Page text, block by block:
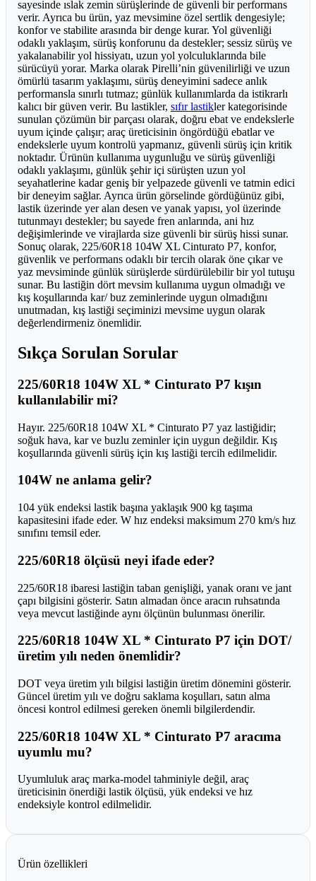
sayesinde ıslak zemin sürüşlerinde de güvenli bir performans
verir. Ayrıca bu ürün, yaz mevsimine özel sertlik dengesiyle;
konfor ve stabilite arasında bir denge kurar. Yol güvenliği
odaklı yaklaşım, sürüş konforunu da destekler; sessiz sürüş ve
yakalanabilir yol hissiyatı, uzun yol yolculuklarında bile
sürücüyü yorar. Marka olarak Pirelli’nin güvenilirliği ve uzun
ömürlü tasarım yaklaşımı, sürüş deneyimini sadece anlık
performansla sınırlı tutmaz; günlük kullanımlarda da istikrarlı
kalıcı bir güven verir. Bu lastikler, sıfır lastikler kategorisinde
sunulan çözümün bir parçası olarak, doğru ebat ve endekslerle
uyum içinde çalışır; araç üreticisinin öngördüğü ebatlar ve
endekslerle uyum kontrolü yapmanız, güvenli sürüş için kritik
noktadır. Ürünün kullanıma uygunluğu ve sürüş güvenliği
odaklı yaklaşımı, günlük şehir içi sürüşten uzun yol
seyahatlerine kadar geniş bir yelpazede güvenli ve tatmin edici
bir deneyim sağlar. Ayrıca ürün görselinde gördüğünüz gibi,
lastik üzerinde yer alan desen ve yanak yapısı, yol üzerinde
tutunmayı destekler; bu sayede fren anlarında, ani hız
değişimlerinde ve virajlarda size güvenli bir sürüş hissi sunar.
Sonuç olarak, 225/60R18 104W XL Cinturato P7, konfor,
güvenlik ve performans odaklı bir tercih olarak öne çıkar ve
yaz mevsiminde günlük sürüşlerde sürdürülebilir bir yol tutuşu
sunar. Bu lastiğin dört mevsim kullanıma uygun olmadığı ve
kış koşullarında kar/ buz zeminlerinde uygun olmadığını
unutmadan, kış lastiği seçiminizi mevsime uygun olarak
değerlendirmeniz önemlidir.
Sıkça Sorulan Sorular
225/60R18 104W XL * Cinturato P7 kışın
kullanılabilir mi?
Hayır. 225/60R18 104W XL * Cinturato P7 yaz lastiğidir;
soğuk hava, kar ve buzlu zeminler için uygun değildir. Kış
koşullarında güvenli sürüş için kış lastiği tercih edilmelidir.
104W ne anlama gelir?
104 yük endeksi lastik başına yaklaşık 900 kg taşıma
kapasitesini ifade eder. W hız endeksi maksimum 270 km/s hız
sınıfını temsil eder.
225/60R18 ölçüsü neyi ifade eder?
225/60R18 ibaresi lastiğin taban genişliği, yanak oranı ve jant
çapı bilgisini gösterir. Satın almadan önce aracın ruhsatında
veya mevcut lastiğinde aynı ölçünün bulunması önerilir.
225/60R18 104W XL * Cinturato P7 için DOT/
üretim yılı neden önemlidir?
DOT veya üretim yılı bilgisi lastiğin üretim dönemini gösterir.
Güncel üretim yılı ve doğru saklama koşulları, satın alma
öncesi kontrol edilmesi gereken önemli bilgilerdendir.
225/60R18 104W XL * Cinturato P7 aracıma
uyumlu mu?
Uyumluluk araç marka-model tahminiyle değil, araç
üreticisinin önerdiği lastik ölçüsü, yük endeksi ve hız
endeksiyle kontrol edilmelidir.
Ürün özellikleri